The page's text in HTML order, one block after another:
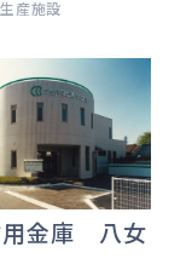
産施設
用金庫 八女